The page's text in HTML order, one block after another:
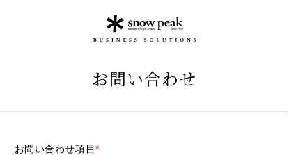
お問い合わせ
お問い合わせ項目*